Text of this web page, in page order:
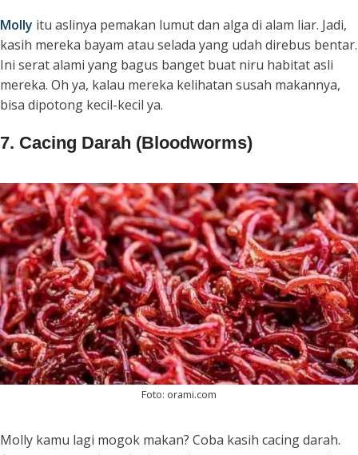
Molly itu aslinya pemakan lumut dan alga di alam liar. Jadi,
kasih mereka bayam atau selada yang udah direbus bentar.
Ini serat alami yang bagus banget buat niru habitat asli
mereka. Oh ya, kalau mereka kelihatan susah makannya,
bisa dipotong kecil-kecil ya.
7. Cacing Darah (Bloodworms)
Foto: orami.com
Molly kamu lagi mogok makan? Coba kasih cacing darah.